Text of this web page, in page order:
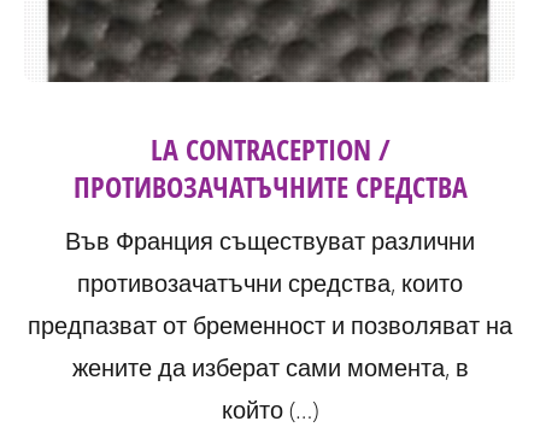
LA CONTRACEPTION /
ПРОТИВОЗАЧАТЪЧНИТЕ СРЕДСТВА
Във Франция съществуват различни
противозачатъчни средства, които
предпазват от бременност и позволяват на
жените да изберат сами момента, в
който (…)